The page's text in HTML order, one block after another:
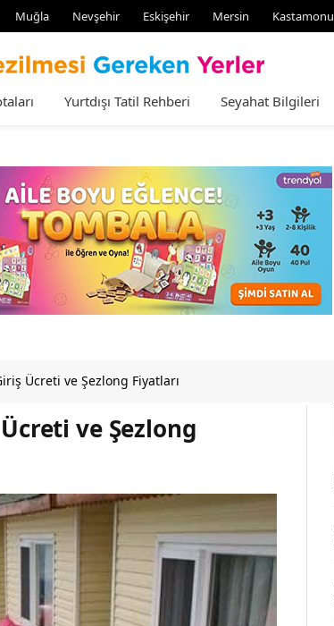
Muğla Nevşehir Eskişehir Mersin Kastamonu
Yurtdışı Tatil Rehberi Seyahat Bilgileri
Ücreti ve Şezlong Fiyatları
ve Şezlong